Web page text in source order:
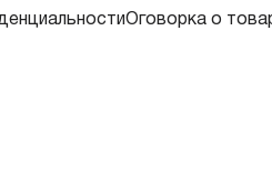
Оговорка о